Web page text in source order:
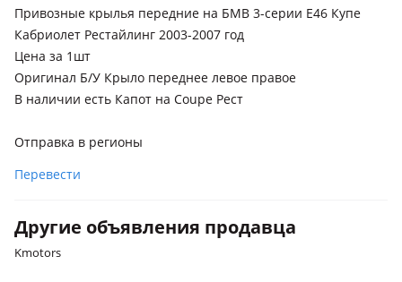
Привозные крылья передние на БМВ 3-серии Е46 Купе
Кабриолет Рестайлинг 2003-2007 год
Цена за 1шт
Оригинал Б/У Крыло переднее левое правое
В наличии есть Капот на Coupe Рест
Отправка в регионы
Перевести
Другие объявления продавца
Kmotors